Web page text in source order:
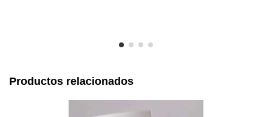
Productos relacionados